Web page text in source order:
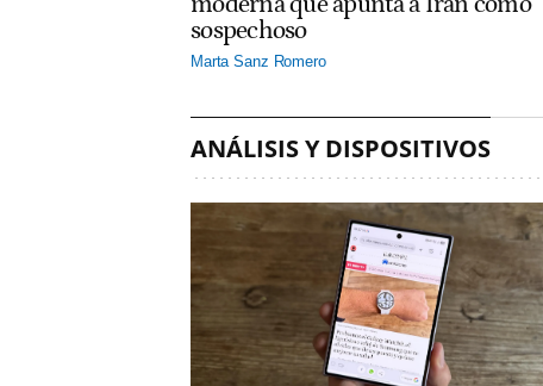
sospechoso
Marta Sanz Romero
ANÁLISIS Y DISPOSITIVOS